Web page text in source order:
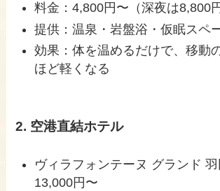
料金：4,800円〜（深夜は8,800
提供：温泉・岩盤浴・仮眠スペ
効果：体を温めるだけで、移動
ほど軽くなる
2. 空港直結ホテル
ヴィラフォンテーヌ グランド 羽
13,000円〜